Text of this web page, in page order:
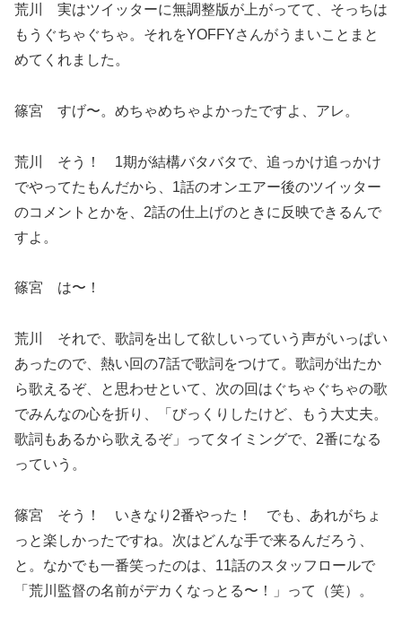
荒川 実はツイッターに無調整版が上がってて、そっちは
もうぐちゃぐちゃ。それをYOFFYさんがうまいことまと
めてくれました。
篠宮 すげ〜。めちゃめちゃよかったですよ、アレ。
荒川 そう！ 1期が結構バタバタで、追っかけ追っかけ
でやってたもんだから、1話のオンエアー後のツイッター
のコメントとかを、2話の仕上げのときに反映できるんで
すよ。
篠宮 は〜！
荒川 それで、歌詞を出して欲しいっていう声がいっぱい
あったので、熱い回の7話で歌詞をつけて。歌詞が出たか
ら歌えるぞ、と思わせといて、次の回はぐちゃぐちゃの歌
でみんなの心を折り、「びっくりしたけど、もう大丈夫。
歌詞もあるから歌えるぞ」ってタイミングで、2番になる
っていう。
篠宮 そう！ いきなり2番やった！ でも、あれがちょ
っと楽しかったですね。次はどんな手で来るんだろう、
と。なかでも一番笑ったのは、11話のスタッフロールで
「荒川監督の名前がデカくなっとる〜！」って（笑）。